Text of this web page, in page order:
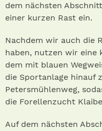
dem nächsten
einer kurzen Rast ein.
Nachdem wir auch die
haben, nutzen wir eine
dem mit blauen
die Sportanlage hinauf
Petersmühlenweg,
die Forellenzucht
Auf dem nächsten